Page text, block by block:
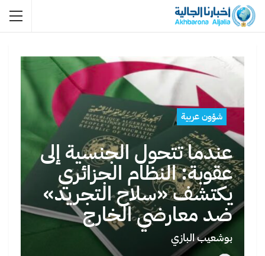
شؤون عربية
عندما تتحول الجنسية إلى
عقوبة: النظام الجزائري
يكتشف «سلاح التجريد»
ضد معارضي الخارج
بوشعيب البازي